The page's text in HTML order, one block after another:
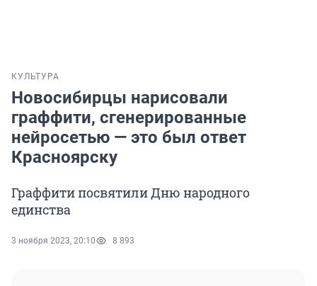
КУЛЬТУРА
Новосибирцы нарисовали
граффити, сгенерированные
нейросетью — это был ответ
Красноярску
Граффити посвятили Дню народного
единства
3 ноября 2023, 20:10 8 893